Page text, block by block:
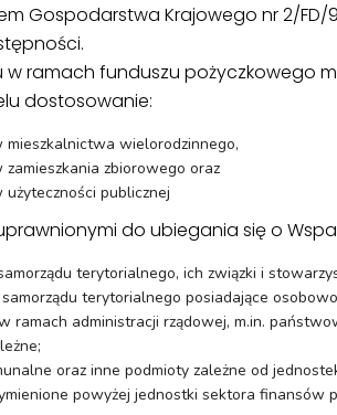
Gospodarstwa Krajowego nr 2/
w ramach funduszu pożyczkowego
dostosowanie:
mieszkalnictwa wielorodzinnego,
zamieszkania zbiorowego oraz
użyteczności publicznej
do ubiegania się o
terytorialnego, ich związki i
terytorialnego posiadające
ramach administracji rządowej, m.in.
oraz inne podmioty zależne od
powyżej jednostki sektora finansów